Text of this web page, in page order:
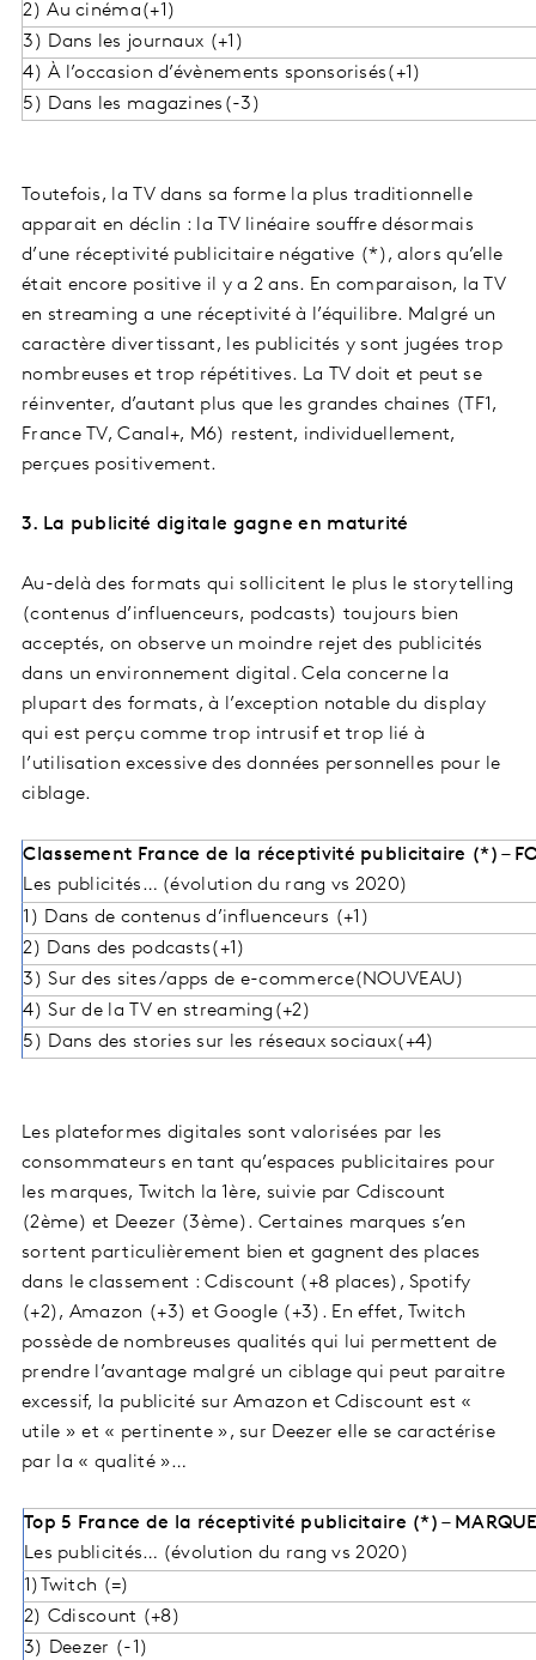
2) Au cinéma(+1)
3) Dans les journaux (+1)
4) À l’occasion d’évènements sponsorisés(+1)
5) Dans les magazines(-3)
Toutefois, la TV dans sa forme la plus traditionnelle
apparait en déclin : la TV linéaire souffre désormais
d’une réceptivité publicitaire négative (*), alors qu’elle
était encore positive il y a 2 ans. En comparaison, la TV
en streaming a une réceptivité à l’équilibre. Malgré un
caractère divertissant, les publicités y sont jugées trop
nombreuses et trop répétitives. La TV doit et peut se
réinventer, d’autant plus que les grandes chaines (TF1,
France TV, Canal+, M6) restent, individuellement,
perçues positivement.
3. La publicité digitale gagne en maturité
Au-delà des formats qui sollicitent le plus le storytelling
(contenus d’influenceurs, podcasts) toujours bien
acceptés, on observe un moindre rejet des publicités
dans un environnement digital. Cela concerne la
plupart des formats, à l’exception notable du display
qui est perçu comme trop intrusif et trop lié à
l’utilisation excessive des données personnelles pour le
ciblage.
Classement France de la réceptivité publicitaire (*) –
Les publicités… (évolution du rang vs 2020)
1) Dans de contenus d’influenceurs (+1)
2) Dans des podcasts(+1)
3) Sur des sites/apps de e-commerce(NOUVEAU)
4) Sur de la TV en streaming(+2)
5) Dans des stories sur les réseaux sociaux(+4)
Les plateformes digitales sont valorisées par les
consommateurs en tant qu’espaces publicitaires pour
les marques, Twitch la 1ère, suivie par Cdiscount
(2ème) et Deezer (3ème). Certaines marques s’en
sortent particulièrement bien et gagnent des places
dans le classement : Cdiscount (+8 places), Spotify
(+2), Amazon (+3) et Google (+3). En effet, Twitch
possède de nombreuses qualités qui lui permettent de
prendre l’avantage malgré un ciblage qui peut paraitre
excessif, la publicité sur Amazon et Cdiscount est «
utile » et « pertinente », sur Deezer elle se caractérise
par la « qualité »…
Top 5 France de la réceptivité publicitaire (*) –
Les publicités… (évolution du rang vs 2020)
1)Twitch (=)
2) Cdiscount (+8)
3) Deezer (-1)